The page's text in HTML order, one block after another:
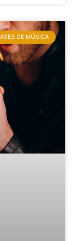
DE MÚSICA